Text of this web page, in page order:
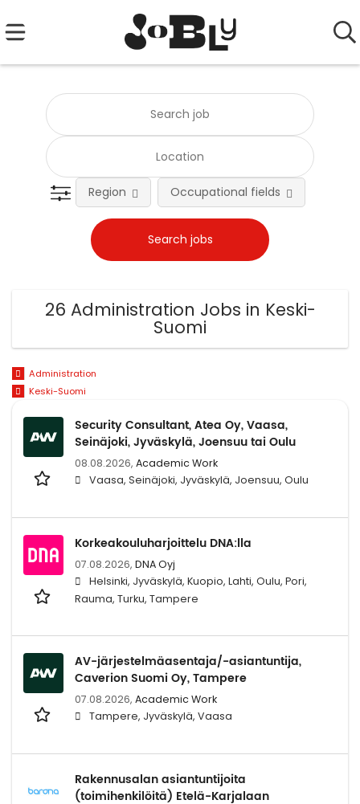
Region Occupational fields
26 Administration Jobs in Keski-
Suomi
Administration
Keski-Suomi
Security Consultant, Atea Oy, Vaasa,
Seinäjoki, Jyväskylä, Joensuu tai Oulu
08.08.2026, Academic Work
Vaasa, Seinäjoki, Jyväskylä, Joensuu, Oulu
Korkeakouluharjoittelu DNA:lla
07.08.2026, DNA Oyj
Helsinki, Jyväskylä, Kuopio, Lahti, Oulu, Pori,
Rauma, Turku, Tampere
AV-järjestelmäasentaja/-asiantuntija,
Caverion Suomi Oy, Tampere
07.08.2026, Academic Work
Tampere, Jyväskylä, Vaasa
Rakennusalan asiantuntijoita
(toimihenkilöitä) Etelä-Karjalaan